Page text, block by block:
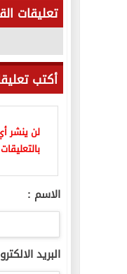
تعليقات
أكتب
لن ينشر
الاسم :
البريد